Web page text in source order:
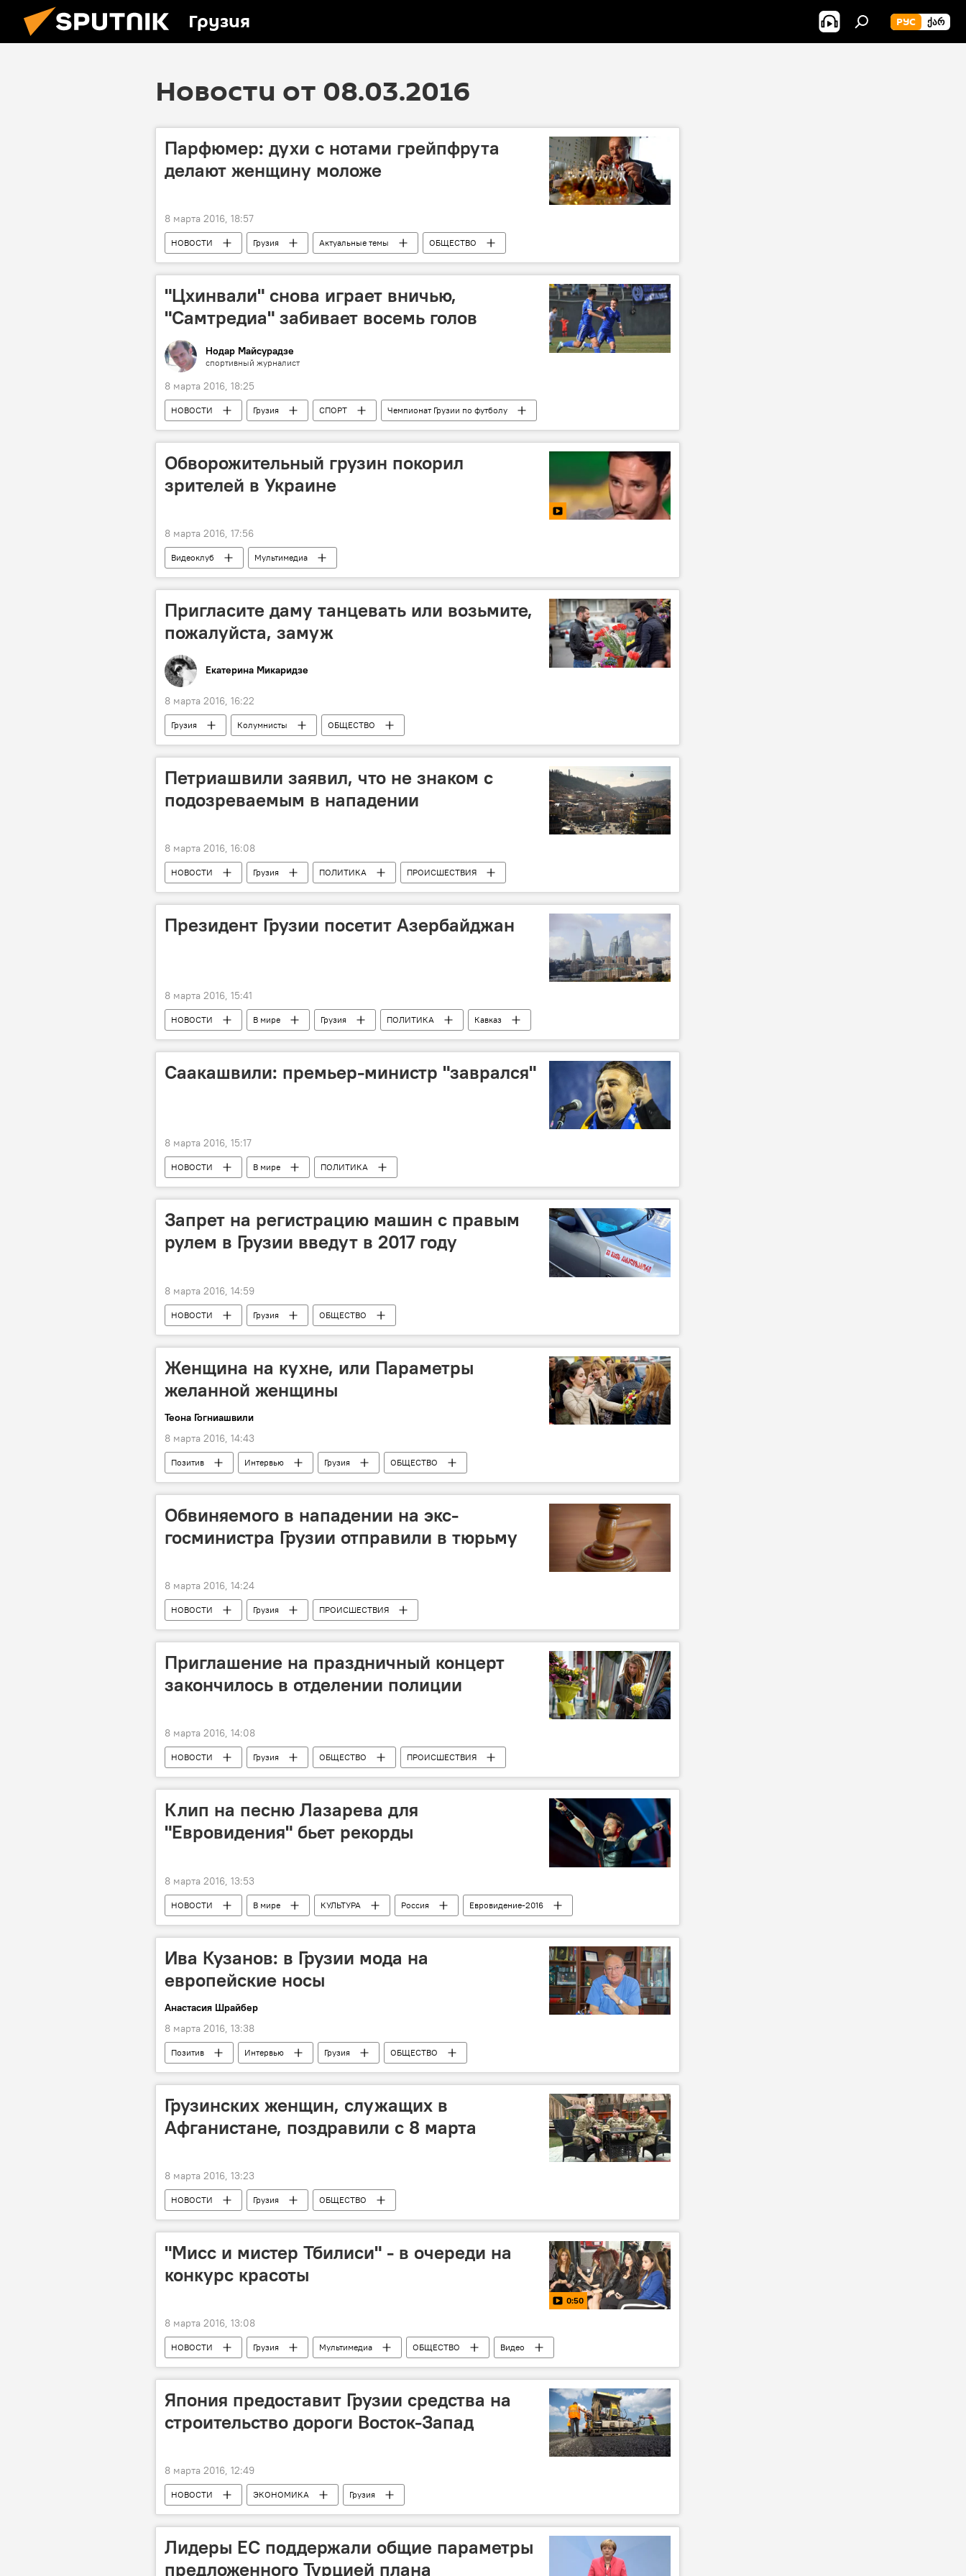
Грузия РУС ᲥᲐᲠ
Новости от 08.03.2016
Парфюмер: духи с нотами грейпфрута
делают женщину моложе
8 марта 2016, 18:57
НОВОСТИ Грузия Актуальные темы ОБЩЕСТВО
"Цхинвали" снова играет вничью,
"Самтредиа" забивает восемь голов
Нодар Майсурадзе
спортивный журналист
8 марта 2016, 18:25
НОВОСТИ Грузия СПОРТ Чемпионат Грузии по футболу
Обворожительный грузин покорил
зрителей в Украине
8 марта 2016, 17:56
Видеоклуб Мультимедиа
Пригласите даму танцевать или возьмите,
пожалуйста, замуж
Екатерина Микаридзе
8 марта 2016, 16:22
Грузия Колумнисты ОБЩЕСТВО
Петриашвили заявил, что не знаком с
подозреваемым в нападении
8 марта 2016, 16:08
НОВОСТИ Грузия ПОЛИТИКА ПРОИСШЕСТВИЯ
Президент Грузии посетит Азербайджан
8 марта 2016, 15:41
НОВОСТИ В мире Грузия ПОЛИТИКА Кавказ
Саакашвили: премьер-министр "заврался"
8 марта 2016, 15:17
НОВОСТИ В мире ПОЛИТИКА
Запрет на регистрацию машин с правым
рулем в Грузии введут в 2017 году
8 марта 2016, 14:59
НОВОСТИ Грузия ОБЩЕСТВО
Женщина на кухне, или Параметры
желанной женщины
Теона Гогниашвили
8 марта 2016, 14:43
Позитив Интервью Грузия
ОБЩЕСТВО
Грузинская кухня: рецепты с фото и видео
Обвиняемого в нападении на экс-
госминистра Грузии отправили в тюрьму
8 марта 2016, 14:24
НОВОСТИ Грузия ПРОИСШЕСТВИЯ
Приглашение на праздничный концерт
закончилось в отделении полиции
8 марта 2016, 14:08
НОВОСТИ Грузия ОБЩЕСТВО ПРОИСШЕСТВИЯ
Клип на песню Лазарева для
"Евровидения" бьет рекорды
8 марта 2016, 13:53
НОВОСТИ В мире КУЛЬТУРА Россия Евровидение-2016
Ива Кузанов: в Грузии мода на
европейские носы
Анастасия Шрайбер
8 марта 2016, 13:38
Позитив Интервью Грузия ОБЩЕСТВО
Грузинских женщин, служащих в
Афганистане, поздравили с 8 марта
8 марта 2016, 13:23
НОВОСТИ Грузия ОБЩЕСТВО
"Мисс и мистер Тбилиси" - в очереди на
конкурс красоты
0:50
8 марта 2016, 13:08
НОВОСТИ Грузия Мультимедиа ОБЩЕСТВО Видео
Япония предоставит Грузии средства на
строительство дороги Восток-Запад
8 марта 2016, 12:49
НОВОСТИ ЭКОНОМИКА Грузия
Лидеры ЕС поддержали общие параметры
предложенного Турцией плана